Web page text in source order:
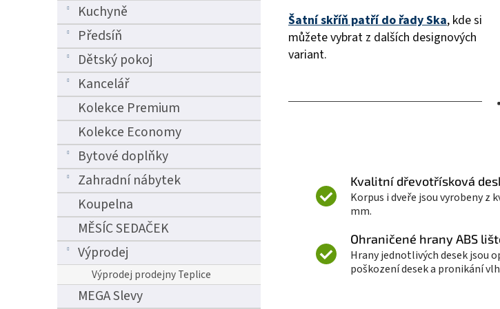
Kuchyně
Předsíň
Dětský pokoj
Kancelář
Kolekce Premium
Kolekce Economy
Bytové doplňky
Zahradní nábytek
Koupelna
MĚSÍC SEDAČEK
Výprodej
Výprodej prodejny Teplice
MEGA Slevy
Šatní skříň patří do řady Ska, kde si
můžete vybrat z dalších designových
variant.
•
Kvalitní dřevotřísková
Korpus i dveře jsou vyrobeny z
mm.
Ohraničené hrany ABS
Hrany jednotlivých desek jsou
poškození desek a pronikání